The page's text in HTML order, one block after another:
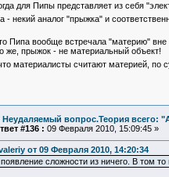
для Пипы представляет из себя
- некий аналог "прыжка" и
Пипа вообще встречала "материю"
же, прыжок - не материальный объект!
материалисты считают материей,
Неудаляемый вопрос.Теория всего:
#136 : 09 Февраля 2010, 15:09:45 »
от 09 Февраля 2010, 14:20:34
сложности из ничего. В том